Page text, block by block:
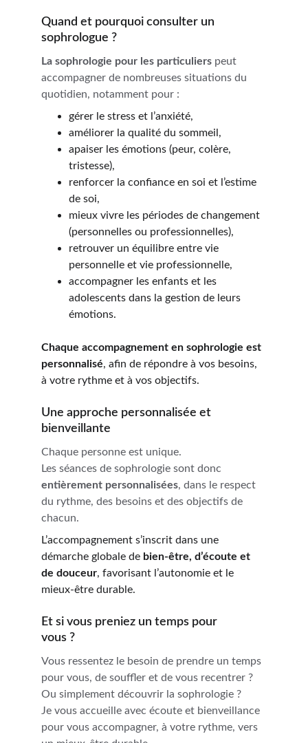
Quand et pourquoi consulter un
sophrologue ?
La sophrologie pour les particuliers peut
accompagner de nombreuses situations du
quotidien, notamment pour :
gérer le stress et l’anxiété,
améliorer la qualité du sommeil,
apaiser les émotions (peur, colère,
tristesse),
renforcer la confiance en soi et l’estime
de soi,
mieux vivre les périodes de changement
(personnelles ou professionnelles),
retrouver un équilibre entre vie
personnelle et vie professionnelle,
accompagner les enfants et les
adolescents dans la gestion de leurs
émotions.
Chaque accompagnement en sophrologie est
personnalisé, afin de répondre à vos besoins,
à votre rythme et à vos objectifs.
Une approche personnalisée et
bienveillante
Chaque personne est unique.
Les séances de sophrologie sont donc
entièrement personnalisées, dans le respect
du rythme, des besoins et des objectifs de
chacun.
L’accompagnement s’inscrit dans une
démarche globale de bien-être, d’écoute et
de douceur, favorisant l’autonomie et le
mieux-être durable.
Et si vous preniez un temps pour
vous ?
Vous ressentez le besoin de prendre un temps
pour vous, de souffler et de vous recentrer ?
Ou simplement découvrir la sophrologie ?
Je vous accueille avec écoute et bienveillance
pour vous accompagner, à votre rythme, vers